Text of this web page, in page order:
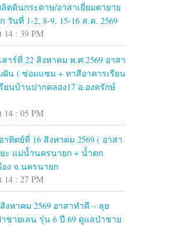
ตดินกระดาษ/อาสาเยี่ยมตายาย
วันที่ 1-2, 8-9, 15-16 ส.ค. 2569
14 : 39 PM
าร์ที่ 22 สิงหาคม พ.ศ.2569 อาสา
น ( ซ่อมแซม + ทาสีอาคารเรียน
ยนบ้านปากคลอง17 อ.องครักษ์
14 : 05 PM
ทิตย์ที่ 16 สิงหาคม 2569 ( อาสา
ะ แม่น้ำนครนายก + น้ำตก
อง จ.นครนายก
14 : 27 PM
งหาคม 2569 อาสาทำดี – ลุย
ชายเลน รุ่น 6 ปี 69 ดูแลป่าชาย